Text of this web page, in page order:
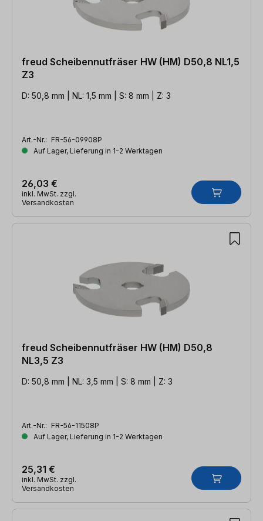
freud Scheibennutfräser HW (HM) D50,8 NL1,5
Z3
D: 50,8 mm | NL: 1,5 mm | S: 8 mm | Z: 3
Art.-Nr.: FR-56-09908P
Auf Lager, Lieferung in 1-2 Werktagen
26,03 €
inkl. MwSt. zzgl.
Versandkosten
freud Scheibennutfräser HW (HM) D50,8
NL3,5 Z3
D: 50,8 mm | NL: 3,5 mm | S: 8 mm | Z: 3
Art.-Nr.: FR-56-11508P
Auf Lager, Lieferung in 1-2 Werktagen
25,31 €
inkl. MwSt. zzgl.
Versandkosten